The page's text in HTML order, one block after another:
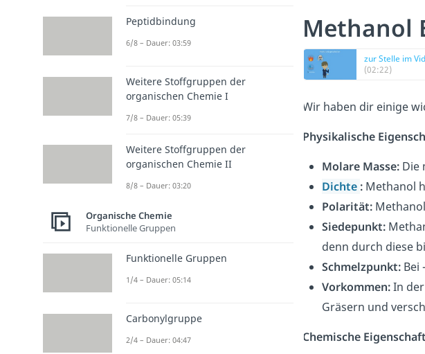
Methanol
zur Stelle im
(02:22)
Wir haben dir einige
Physikalische
Molare Masse: Die
Dichte : Methanol
Polarität:
Siedepunkt:
denn durch diese
Schmelzpunkt: Bei
Vorkommen:In
Gräsern und
Chemische
Peptidbindung
6/8 – Dauer: 03:59
Weitere Stoffgruppen der
organischen Chemie I
7/8 – Dauer: 05:39
Weitere Stoffgruppen der
organischen Chemie II
8/8 – Dauer: 03:20
Organische Chemie
Funktionelle Gruppen
Funktionelle Gruppen
1/4 – Dauer: 05:14
Carbonylgruppe
2/4 – Dauer: 04:47